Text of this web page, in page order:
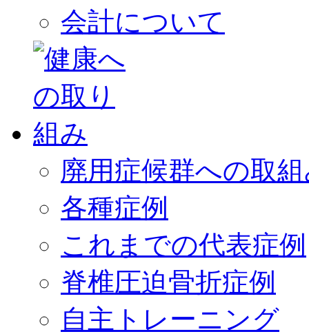
会計について
廃用症候群への取
各種症例
これまでの代表症例
脊椎圧迫骨折症例
自主トレーニング